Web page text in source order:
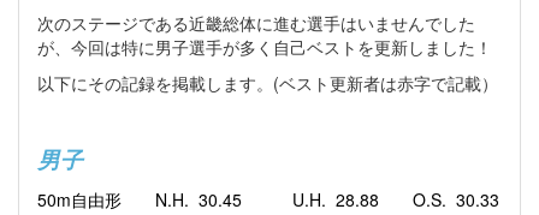
次のステージである近畿総体に進む選手はいませんでした
が、今回は特に男子選手が多く自己ベストを更新しました！
以下にその記録を掲載します。(ベスト更新者は赤字で記載）
男子
50m自由形 N.H. 30.45 U.H. 28.88 O.S. 30.33